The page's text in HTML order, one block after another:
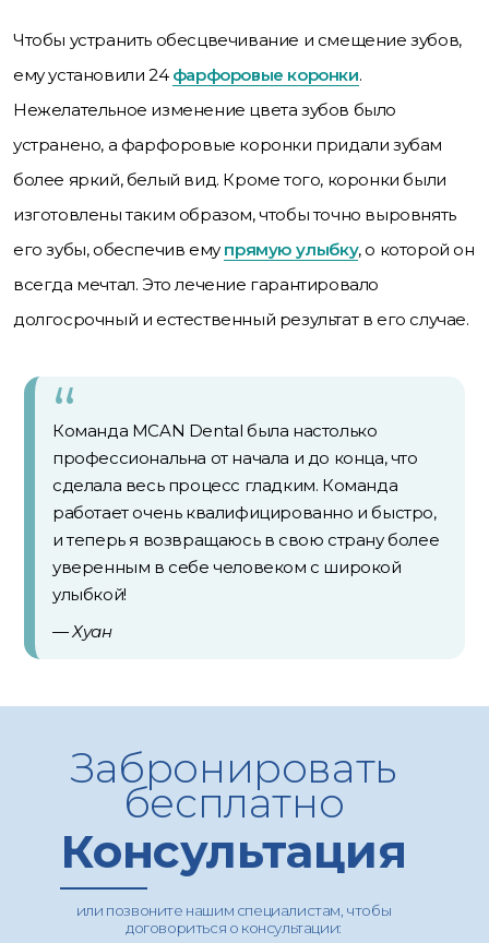
Чтобы устранить обесцвечивание и смещение зубов,
ему установили 24 фарфоровые коронки.
Нежелательное изменение цвета зубов было
устранено, а фарфоровые коронки придали зубам
более яркий, белый вид. Кроме того, коронки были
изготовлены таким образом, чтобы точно выровнять
его зубы, обеспечив ему прямую улыбку, о которой он
всегда мечтал. Это лечение гарантировало
долгосрочный и естественный результат в его случае.
Команда MCAN Dental была настолько
профессиональна от начала и до конца, что
сделала весь процесс гладким. Команда
работает очень квалифицированно и быстро,
и теперь я возвращаюсь в свою страну более
уверенным в себе человеком с широкой
улыбкой!
— Хуан
Забронировать
бесплатно
Консультация
или позвоните нашим специалистам, чтобы
договориться о консультации: